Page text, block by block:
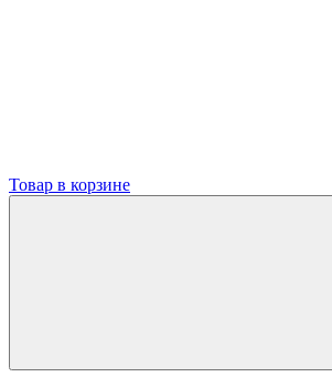
Товар в корзине